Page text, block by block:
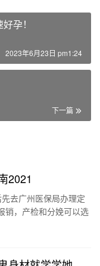
孕！
2023年6月23日 pm1:24
下一篇
2021
去广州医保局办理定
销，产检和分娩可以选